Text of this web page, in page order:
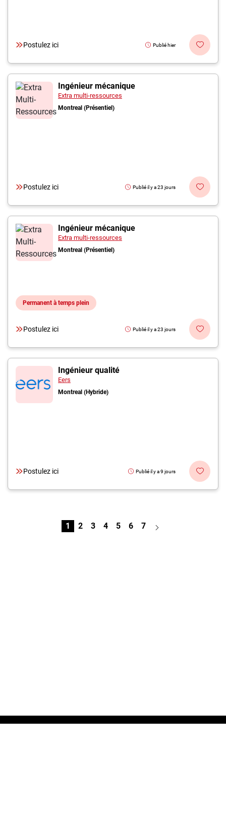
Postulez ici Publié hier
Ingénieur mécanique
Extra multi-ressources
Montreal (Présentiel)
Postulez ici Publié il y a 23 jours
Ingénieur mécanique
Extra multi-ressources
Montreal (Présentiel)
Permanent à temps plein
Postulez ici Publié il y a 23 jours
Ingénieur qualité
Eers
Montreal (Hybride)
Postulez ici Publié il y a 9 jours
1 2 3 4 5 6 7